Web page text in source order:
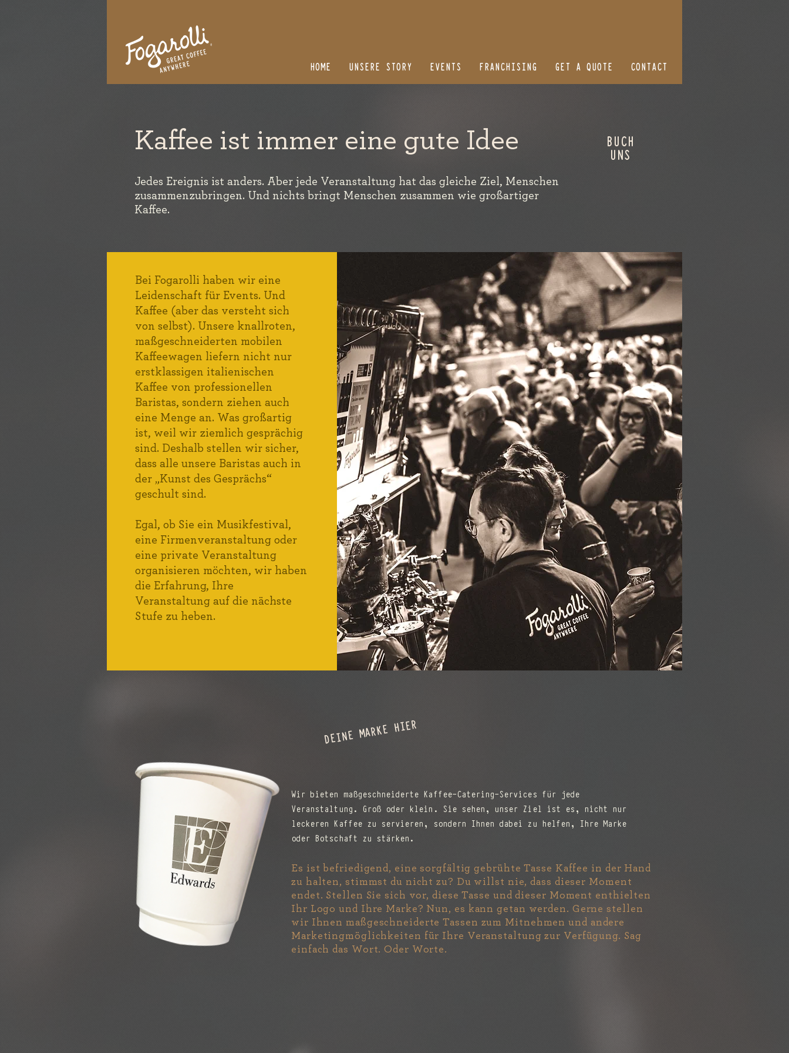
HOME UNSERE STORY EVENTS FRANCHISING GET A QUOTE CONTACT
Kaffee ist immer eine gute Idee BUCH
UNS
Jedes Ereignis ist anders. Aber jede Veranstaltung hat das gleiche Ziel, Menschen
zusammenzubringen. Und nichts bringt Menschen zusammen wie großartiger
Kaffee.
Bei Fogarolli haben wir eine
Leidenschaft für Events. Und
Kaffee (aber das versteht sich
von selbst). Unsere knallroten,
maßgeschneiderten mobilen
Kaffeewagen liefern nicht nur
erstklassigen italienischen
Kaffee von professionellen
Baristas, sondern ziehen auch
eine Menge an. Was großartig
ist, weil wir ziemlich gesprächig
sind. Deshalb stellen wir sicher,
dass alle unsere Baristas auch in
der „Kunst des Gesprächs“
geschult sind.
Egal, ob Sie ein Musikfestival,
eine Firmenveranstaltung oder
eine private Veranstaltung
organisieren möchten, wir haben
die Erfahrung, Ihre
Veranstaltung auf die nächste
Stufe zu heben.
Es ist befriedigend, eine sorgfältig gebrühte Tasse Kaffee in der Hand
zu halten, stimmst du nicht zu? Du willst nie, dass dieser Moment
endet. Stellen Sie sich vor, diese Tasse und dieser Moment enthielten
Ihr Logo und Ihre Marke? Nun, es kann getan werden. Gerne stellen
wir Ihnen maßgeschneiderte Tassen zum Mitnehmen und andere
Marketingmöglichkeiten für Ihre Veranstaltung zur Verfügung. Sag
einfach das Wort. Oder Worte.
Wir bieten maßgeschneiderte Kaffee-Catering-Services für jede
Veranstaltung. Groß oder klein. Sie sehen, unser Ziel ist es, nicht nur
leckeren Kaffee zu servieren, sondern Ihnen dabei zu helfen, Ihre Marke
oder Botschaft zu stärken.
DEINE MARKE HIER